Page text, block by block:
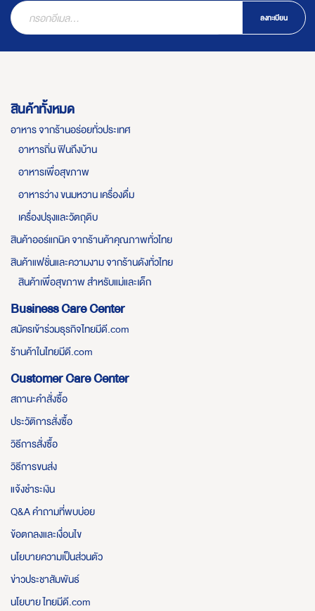
ลงทะเบียน
สินค้าทั้งหมด
อาหาร จากร้านอร่อยทั่วประเทศ
อาหารถิ่น ฟินถึงบ้าน
อาหารเพื่อสุขภาพ
อาหารว่าง ขนมหวาน เครื่องดื่ม
เครื่องปรุงและวัตถุดิบ
สินค้าออร์แกนิค จากร้านค้าคุณภาพทั่วไทย
สินค้าแฟชั่นและความงาม จากร้านดังทั่วไทย
สินค้าเพื่อสุขภาพ สำหรับแม่และเด็ก
Business Care Center
สมัครเข้าร่วมธุรกิจไทยมีดี.com
ร้านค้าในไทยมีดี.com
Customer Care Center
สถานะคำสั่งซื้อ
ประวัติการสั่งซื้อ
วิธีการสั่งซื้อ
วิธีการขนส่ง
แจ้งชำระเงิน
Q&A คำถามที่พบบ่อย
ข้อตกลงและเงื่อนไข
นโยบายความเป็นส่วนตัว
ข่าวประชาสัมพันธ์
นโยบาย ไทยมีดี.com